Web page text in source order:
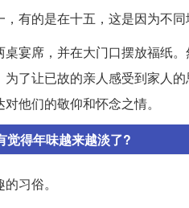
有的是在十五，这是因为不同
宴席，并在大门口摆放福纸
了让已故的亲人感受到家人
他们的敬仰和怀念之情。
觉得年味越来越淡了?
习俗。